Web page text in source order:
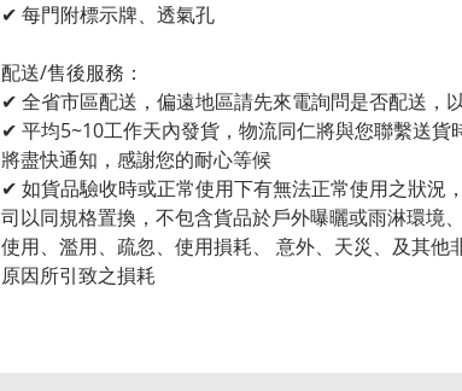
✔ 每門附標示牌、透氣孔
配送/售後服務：
✔ 全省市區配送，偏遠地區請先來電詢問是否配送，
✔ 平均5~10工作天內發貨，物流同仁將與您聯繫送貨
將盡快通知，感謝您的耐心等候
✔ 如貨品驗收時或正常使用下有無法正常使用之狀況
司以同規格置換，不包含貨品於戶外曝曬或雨淋環境
使用、濫用、疏忽、使用損耗、 意外、天災、及其他
原因所引致之損耗